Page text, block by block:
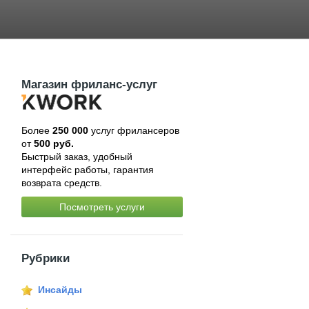
Магазин фриланс-услуг
Более 250 000услуг фрилансеров
от500 руб.
Быстрый заказ, удобный
интерфейс работы, гарантия
возврата средств.
Посмотреть услуги
Рубрики
Инсайды